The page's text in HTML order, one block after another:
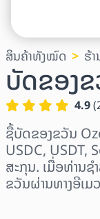
ສິນຄ້າທັງໝົດ ຮ້
ບັດຂອງ
4.9(
ຊື້ບັດຂອງຂວັນ
USDC,
ສະກຸນ. ເມື່ອທ່ານຊ
ຂວັນຜ່ານທາງອີເ